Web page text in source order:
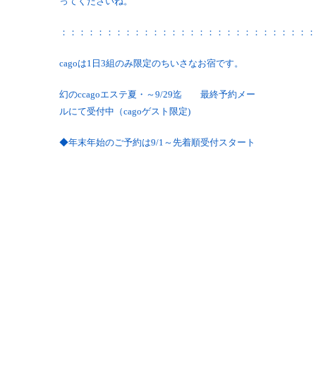
：：：：：：：：：：：：：：：：：：：：：：：：：：：：
cagoは1日3組のみ限定のちいさなお宿です。
幻のccagoエステ夏・～9/29迄 最終予約メー
ルにて受付中（cagoゲスト限定)
◆年末年始のご予約は9/1～先着順受付スタート